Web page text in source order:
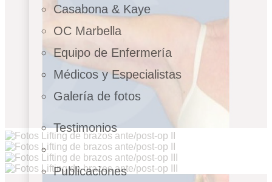
Casabona & Kaye
OC Marbella
Equipo de Enfermería
Médicos y Especialistas
Galería de fotos
Testimonios
Publicaciones